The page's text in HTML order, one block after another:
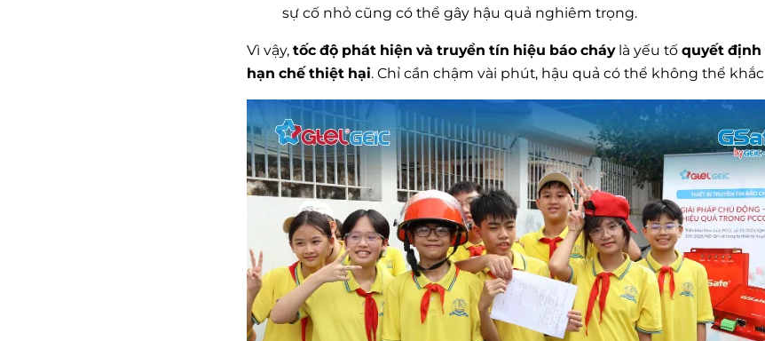
sự cố nhỏ cũng có thể gây hậu quả nghiêm trọng.
Vì vậy, tốc độ phát hiện và truyền tín hiệu báo cháylà yếu tố quyết định
hạn chế thiệt hại. Chỉ cần chậm vài phút, hậu quả có thể không thể